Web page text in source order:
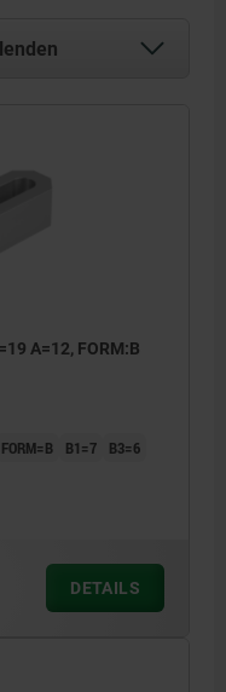
A=12, FORM:B
FORM=B B1=7
B3=6
DETAILS